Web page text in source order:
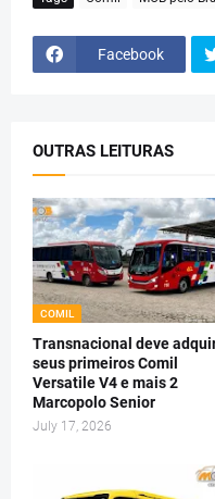
Facebook
OUTRAS LEITURAS
COMIL
Transnacional deve
seus primeiros Comil
Versatile V4 e mais 2
Marcopolo Senior
July 17, 2026